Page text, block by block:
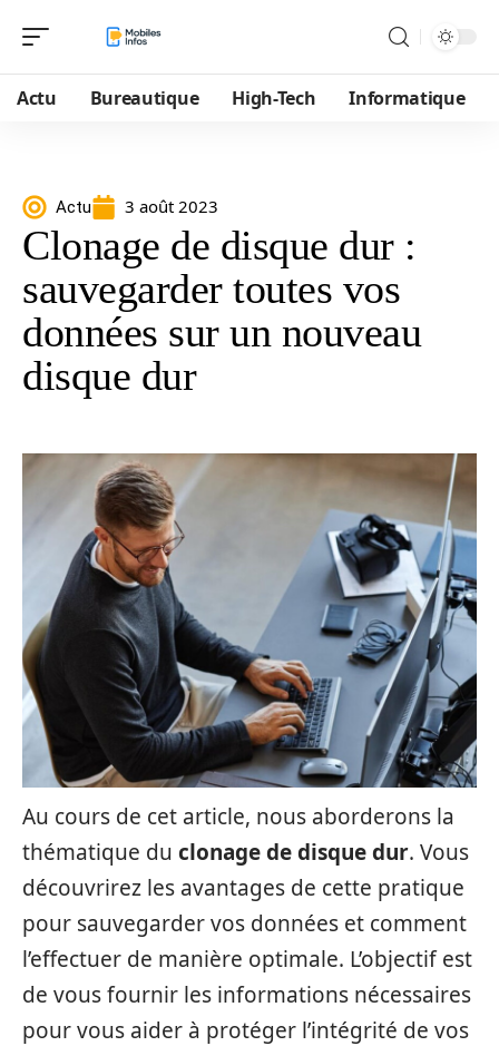
Actu Bureautique High-Tech Informatique
Actu 3 août 2023
Clonage de disque dur :
sauvegarder toutes vos
données sur un nouveau
disque dur
Au cours de cet article, nous aborderons la
thématique du clonage de disque dur. Vous
découvrirez les avantages de cette pratique
pour sauvegarder vos données et comment
l’effectuer de manière optimale. L’objectif est
de vous fournir les informations nécessaires
pour vous aider à protéger l’intégrité de vos